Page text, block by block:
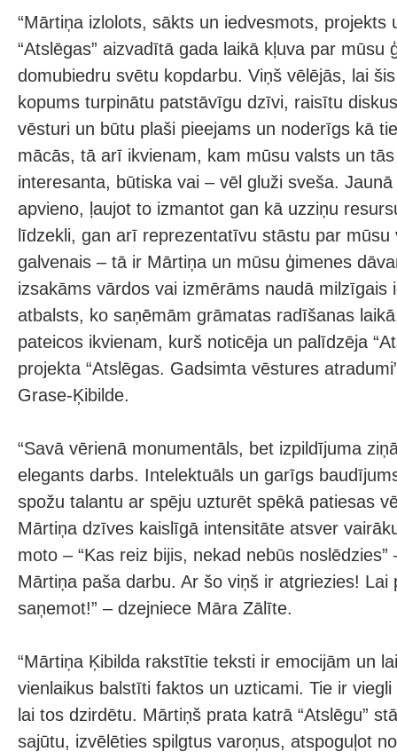
“Mārtiņa izlolots, sākts un iedvesmots, projekts
“Atslēgas” aizvadītā gada laikā kļuva par mūsu
domubiedru svētu kopdarbu. Viņš vēlējās, lai
kopums turpinātu patstāvīgu dzīvi, raisītu
vēsturi un būtu plaši pieejams un noderīgs kā
mācās, tā arī ikvienam, kam mūsu valsts un
interesanta, būtiska vai – vēl gluži sveša.
apvieno, ļaujot to izmantot gan kā uzziņu
līdzekli, gan arī reprezentatīvu stāstu par mūsu
galvenais – tā ir Mārtiņa un mūsu ģimenes
izsakāms vārdos vai izmērāms naudā milzīgais
atbalsts, ko saņēmām grāmatas radīšanas
pateicos ikvienam, kurš noticēja un palīdzēja
projekta “Atslēgas. Gadsimta vēstures
Grase-Ķibilde.
“Savā vērienā monumentāls, bet izpildījuma
elegants darbs. Intelektuāls un garīgs
spožu talantu ar spēju uzturēt spēkā patiesas
Mārtiņa dzīves kaislīgā intensitāte atsver
moto – “Kas reiz bijis, nekad nebūs
Mārtiņa paša darbu. Ar šo viņš ir atgriezies! Lai
saņemot!” – dzejniece Māra Zālīte.
“Mārtiņa Ķibilda rakstītie teksti ir emocijām un
vienlaikus balstīti faktos un uzticami. Tie ir
lai tos dzirdētu. Mārtiņš prata katrā “Atslēgu”
sajūtu, izvēlēties spilgtus varoņus, atspoguļot